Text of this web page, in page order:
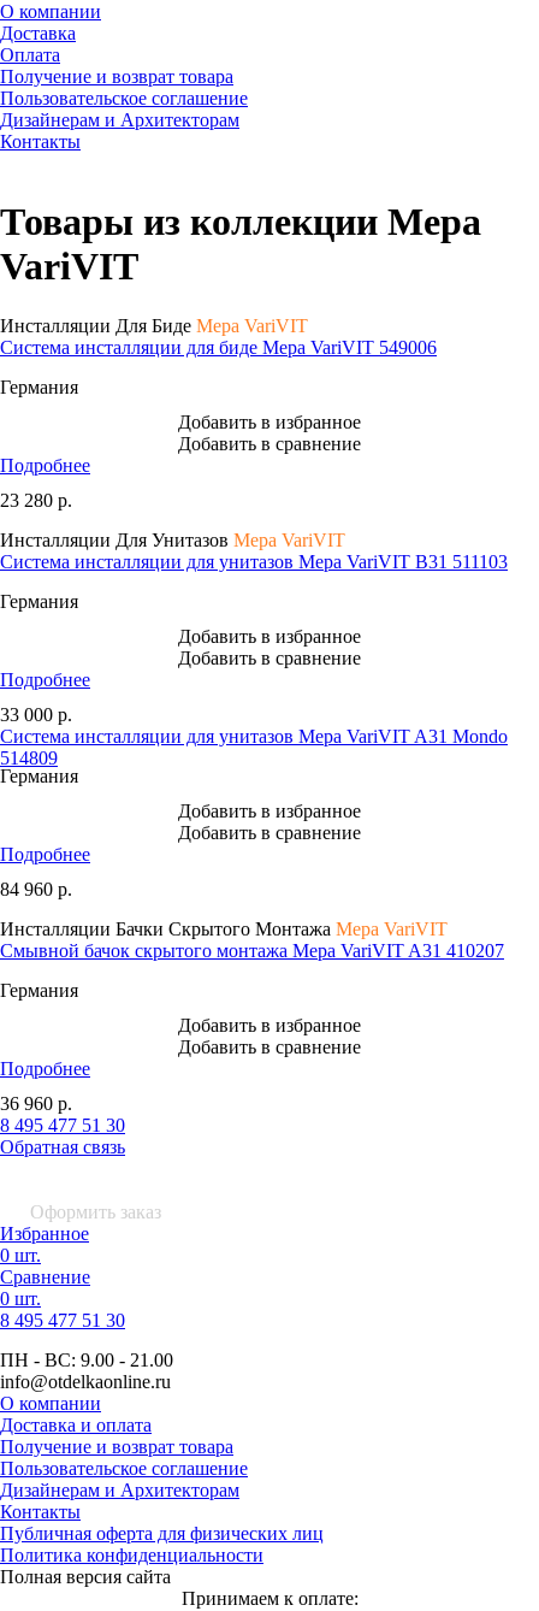
О компании
Доставка
Оплата
Получение и возврат товара
Пользовательское соглашение
Дизайнерам и Архитекторам
Контакты
Товары из коллекции Mepa
VariVIT
Инсталляции Для Биде Mepa VariVIT
Система инсталляции для биде Mepa VariVIT 549006
Германия
Добавить в избранное
Добавить в сравнение
Подробнее
23 280 р.
Инсталляции Для Унитазов Mepa VariVIT
Система инсталляции для унитазов Mepa VariVIT B31 511103
Германия
Добавить в избранное
Добавить в сравнение
Подробнее
33 000 р.
Система инсталляции для унитазов Mepa VariVIT A31 Mondo
514809
Германия
Добавить в избранное
Добавить в сравнение
Подробнее
84 960 р.
Инсталляции Бачки Скрытого Монтажа Mepa VariVIT
Смывной бачок скрытого монтажа Mepa VariVIT A31 410207
Германия
Добавить в избранное
Добавить в сравнение
Подробнее
36 960 р.
8 495 477 51 30
Обратная связь
Оформить заказ
Избранное
0 шт.
Сравнение
0 шт.
8 495 477 51 30
ПН - ВС: 9.00 - 21.00
info@otdelkaonline.ru
О компании
Доставка и оплата
Получение и возврат товара
Пользовательское соглашение
Дизайнерам и Архитекторам
Контакты
Публичная оферта для физических лиц
Политика конфиденциальности
Полная версия сайта
Принимаем к оплате: